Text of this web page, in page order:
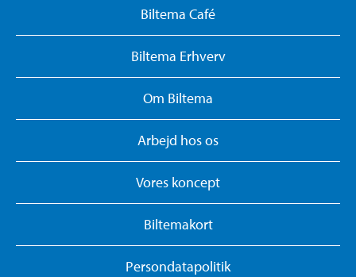
Biltema Café
Biltema Erhverv
Om Biltema
Arbejd hos os
Vores koncept
Biltemakort
Persondatapolitik